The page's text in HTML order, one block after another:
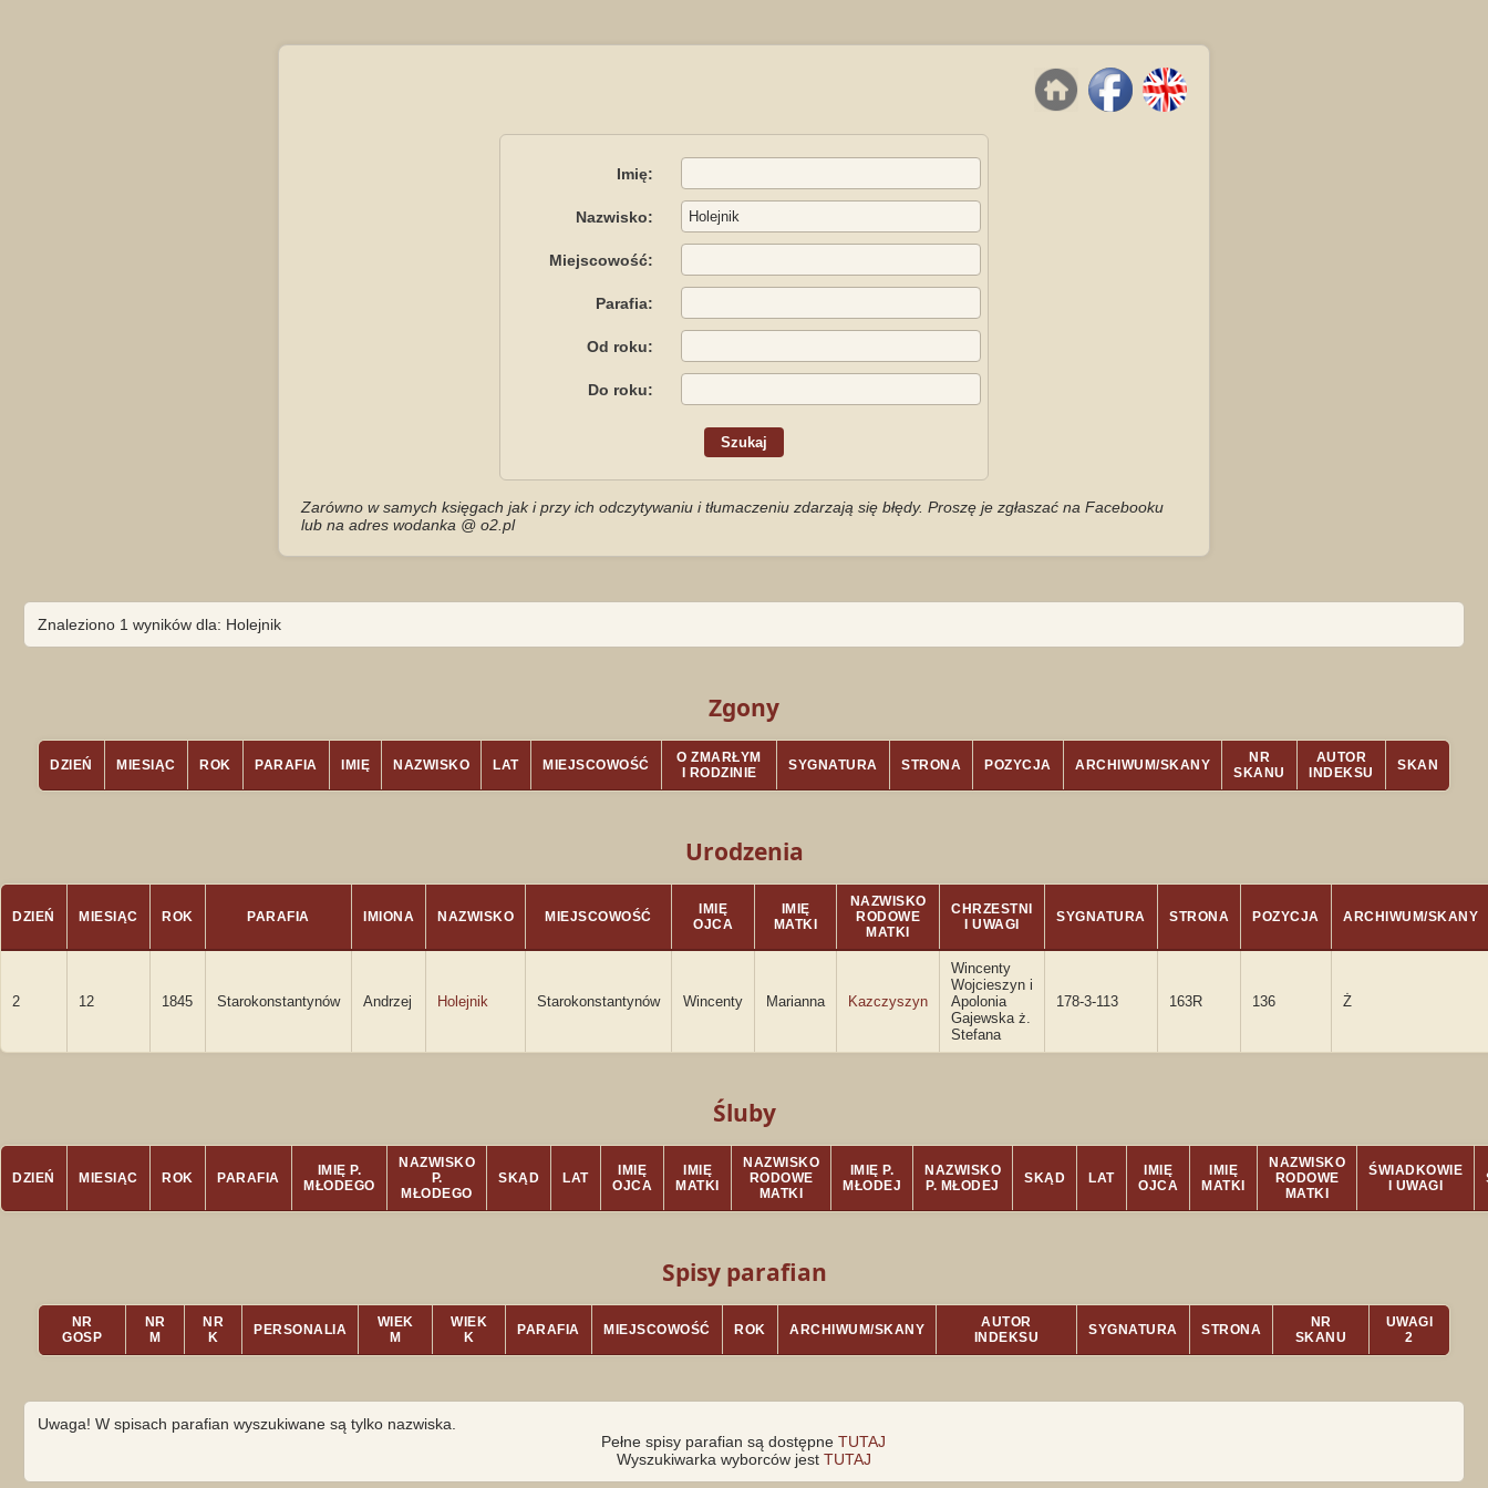
Imię:
Nazwisko:
Miejscowość:
Parafia:
Od roku:
Do roku:
Zarówno w samych księgach jak i przy ich odczytywaniu i tłumaczeniu zdarzają się błędy. Proszę je zgłaszać na Facebooku
lub na adres wodanka @ o2.pl
Znaleziono 1 wyników dla: Holejnik
Zgony
DZIEŃ MIESIĄC ROK PARAFIA IMIĘ NAZWISKO LAT MIEJSCOWOŚĆ
O ZMARŁYM
I RODZINIE
SYGNATURA STRONA POZYCJA ARCHIWUM/SKANY
NR
SKANU
AUTOR
INDEKSU
SKAN
Urodzenia
DZIEŃ MIESIĄC ROK PARAFIA IMIONA NAZWISKO MIEJSCOWOŚĆ
IMIĘ
OJCA
IMIĘ
MATKI
NAZWISKO
RODOWE
MATKI
CHRZESTNI
I UWAGI
SYGNATURA STRONA POZYCJA ARCHIWUM/SKANY
2 12 1845 Starokonstantynów Andrzej Holejnik Starokonstantynów Wincenty Marianna Kazczyszyn
Wincenty
Wojcieszyn i
Apolonia
Gajewska ż.
Stefana
178-3-113 163R 136 Ż
Śluby
DZIEŃ MIESIĄC ROK PARAFIA
IMIĘ P.
MŁODEGO
NAZWISKO
P.
MŁODEGO
SKĄD LAT
IMIĘ
OJCA
IMIĘ
MATKI
NAZWISKO
RODOWE
MATKI
IMIĘ P.
MŁODEJ
NAZWISKO
P. MŁODEJ
SKĄD LAT
IMIĘ
OJCA
IMIĘ
MATKI
NAZWISKO
RODOWE
MATKI
ŚWIADKOWIE
I UWAGI
Spisy parafian
NR
GOSP
NR
M
NR
K
PERSONALIA
WIEK
M
WIEK
K
PARAFIA MIEJSCOWOŚĆ ROK ARCHIWUM/SKANY
AUTOR
INDEKSU
SYGNATURA STRONA
NR
SKANU
UWAGI
2
Uwaga! W spisach parafian wyszukiwane są tylko nazwiska.
Pełne spisy parafian są dostępneTUTAJ
Wyszukiwarka wyborców jest TUTAJ